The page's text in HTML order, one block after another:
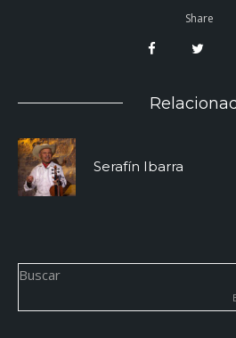
Share
Serafín Ibarra
Buscar